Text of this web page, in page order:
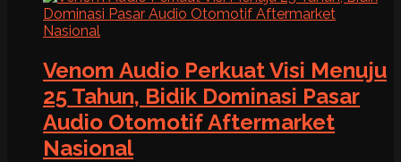
Venom Audio Perkuat Visi Menuju
25 Tahun, Bidik Dominasi Pasar
Audio Otomotif Aftermarket
Nasional